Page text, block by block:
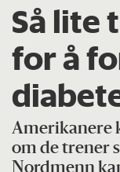
Så lite
for å
Amerikanere
om de trener
Nordmenn